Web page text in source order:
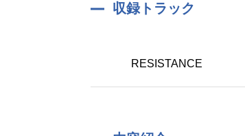
収録トラック
RESISTANCE